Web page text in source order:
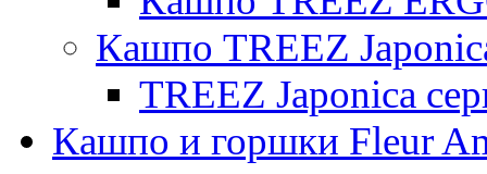
Кашпо TREEZ
TREEZ Japonica
Кашпо и горшки Fleur